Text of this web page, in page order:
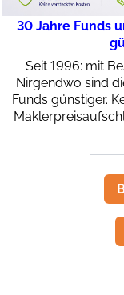
30 Jahre Funds
Seit 1996: mit
Nirgendwo sind
Funds günstiger.